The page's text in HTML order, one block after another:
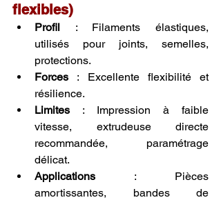
flexibles)
Profil : Filaments élastiques,
utilisés pour joints, semelles,
protections.
Forces : Excellente flexibilité et
résilience.
Limites : Impression à faible
vitesse, extrudeuse directe
recommandée, paramétrage
délicat.
Applications : Pièces
amortissantes, bandes de